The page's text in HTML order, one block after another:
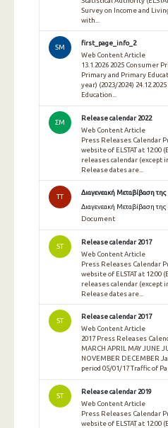
Survey on Income and
with...
SM
first_page_info_2
Web Content Article
13.1.2026 2025 Consumer
Primary and Primary
year) (2023/2024)
Education...
ΣΜ
Release calendar 2022
Web Content Article
Press Releases Calendar
website of ELSTAT at 12:00
releases calendar (except
Release dates are...
TT
Διαγενεακή Μεταβίβαση της
Διαγενεακή Μεταβίβαση
Document
ST
Release calendar 2017
Web Content Article
Press Releases Calendar
website of ELSTAT at 12:00
releases calendar (except
Release dates are...
ST
Release calendar 2017
Web Content Article
2017 Press Releases
MARCH APRIL MAY JUNE
NOVEMBER DECEMBER
period 05/01/17 Traffic of
ST
Release calendar 2019
Web Content Article
Press Releases Calendar
website of ELSTAT at 12:00